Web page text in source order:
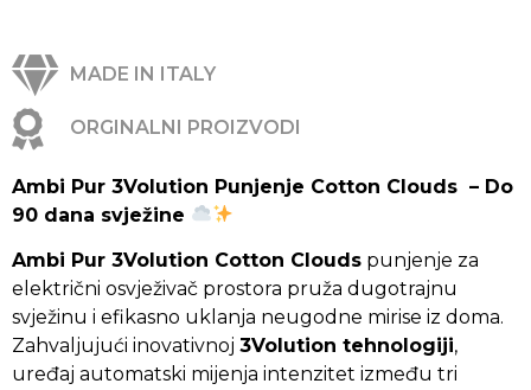
MADE IN ITALY
ORGINALNI PROIZVODI
Ambi Pur 3Volution Punjenje Cotton Clouds – Do
90 dana svježine
Ambi Pur 3Volution Cotton Clouds punjenje za
električni osvježivač prostora pruža dugotrajnu
svježinu i efikasno uklanja neugodne mirise iz doma.
Zahvaljujući inovativnoj 3Volution tehnologiji,
uređaj automatski mijenja intenzitet između tri